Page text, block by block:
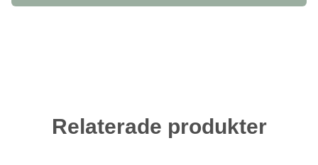
Relaterade produkter